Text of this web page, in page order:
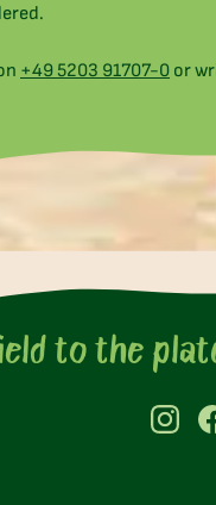
+49 5203 91707-0 or
to the